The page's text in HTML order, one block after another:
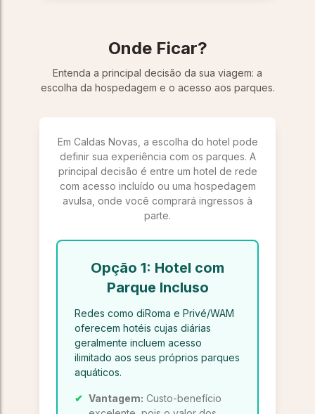
Onde Ficar?
Entenda a principal decisão da sua viagem: a
escolha da hospedagem e o acesso aos parques.
Em Caldas Novas, a escolha do hotel pode
definir sua experiência com os parques. A
principal decisão é entre um hotel de rede
com acesso incluído ou uma hospedagem
avulsa, onde você comprará ingressos à
parte.
Opção 1: Hotel com
Parque Incluso
Redes como diRoma e Privé/WAM
oferecem hotéis cujas diárias
geralmente incluem acesso
ilimitado aos seus próprios parques
aquáticos.
✔ Vantagem: Custo-benefício